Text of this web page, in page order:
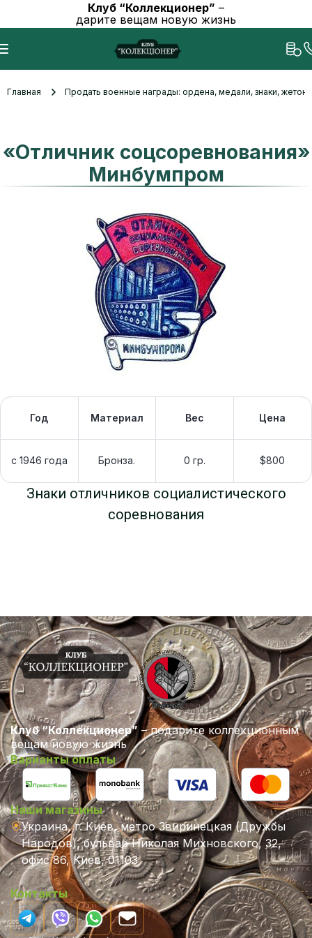
Клуб “Коллекционер” –
дарите вещам новую жизнь
Главная Продать военные награды: ордена, медали, знаки,
«Отличник соцсоревнования»
Минбумпром
Год Материал Вес Цена
с 1946 года Бронза. 0 гр. $800
Знаки отличников социалистического
соревнования
Клуб “Коллекционер” – подарите коллекционным
вещам новую жизнь
Варианты оплаты
Наши магазины
Украина, г. Киев, метро Звиринецкая (Дружбы
Народов), бульвар Николая Михновского, 32,
офис 86, Киев, 01103
Контакты